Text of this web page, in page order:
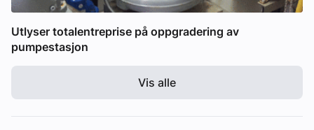
Utlyser totalentreprise på oppgradering av
pumpestasjon
Vis alle